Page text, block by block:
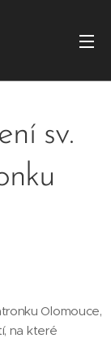
sv.
Olomouce,
na které